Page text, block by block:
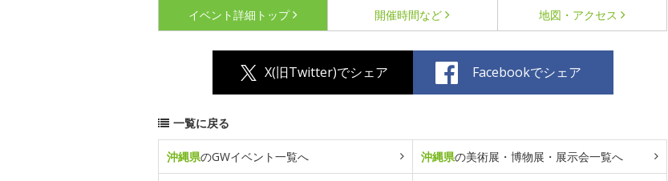
イベント詳細 トップ 開催時間など 地図・アクセス
X(旧Twitter)でシェア Facebookでシェア
一覧に戻る
沖縄県のGWイベント一覧へ 沖縄県の美術展・博物展・展示会一覧へ